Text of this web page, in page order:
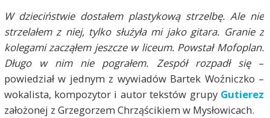
W dzieciństwie dostałem plastykową strzelbę. Ale nie
strzelałem z niej, tylko służyła mi jako gitara. Granie z
kolegami zacząłem jeszcze w liceum. Powstał Mofoplan.
Długo w nim nie pograłem. Zespół rozpadł się–
powiedział w jednym z wywiadów Bartek Woźniczko –
wokalista, kompozytor i autor tekstów grupy Gutierez
założonej z Grzegorzem Chrząścikiem w Mysłowicach.